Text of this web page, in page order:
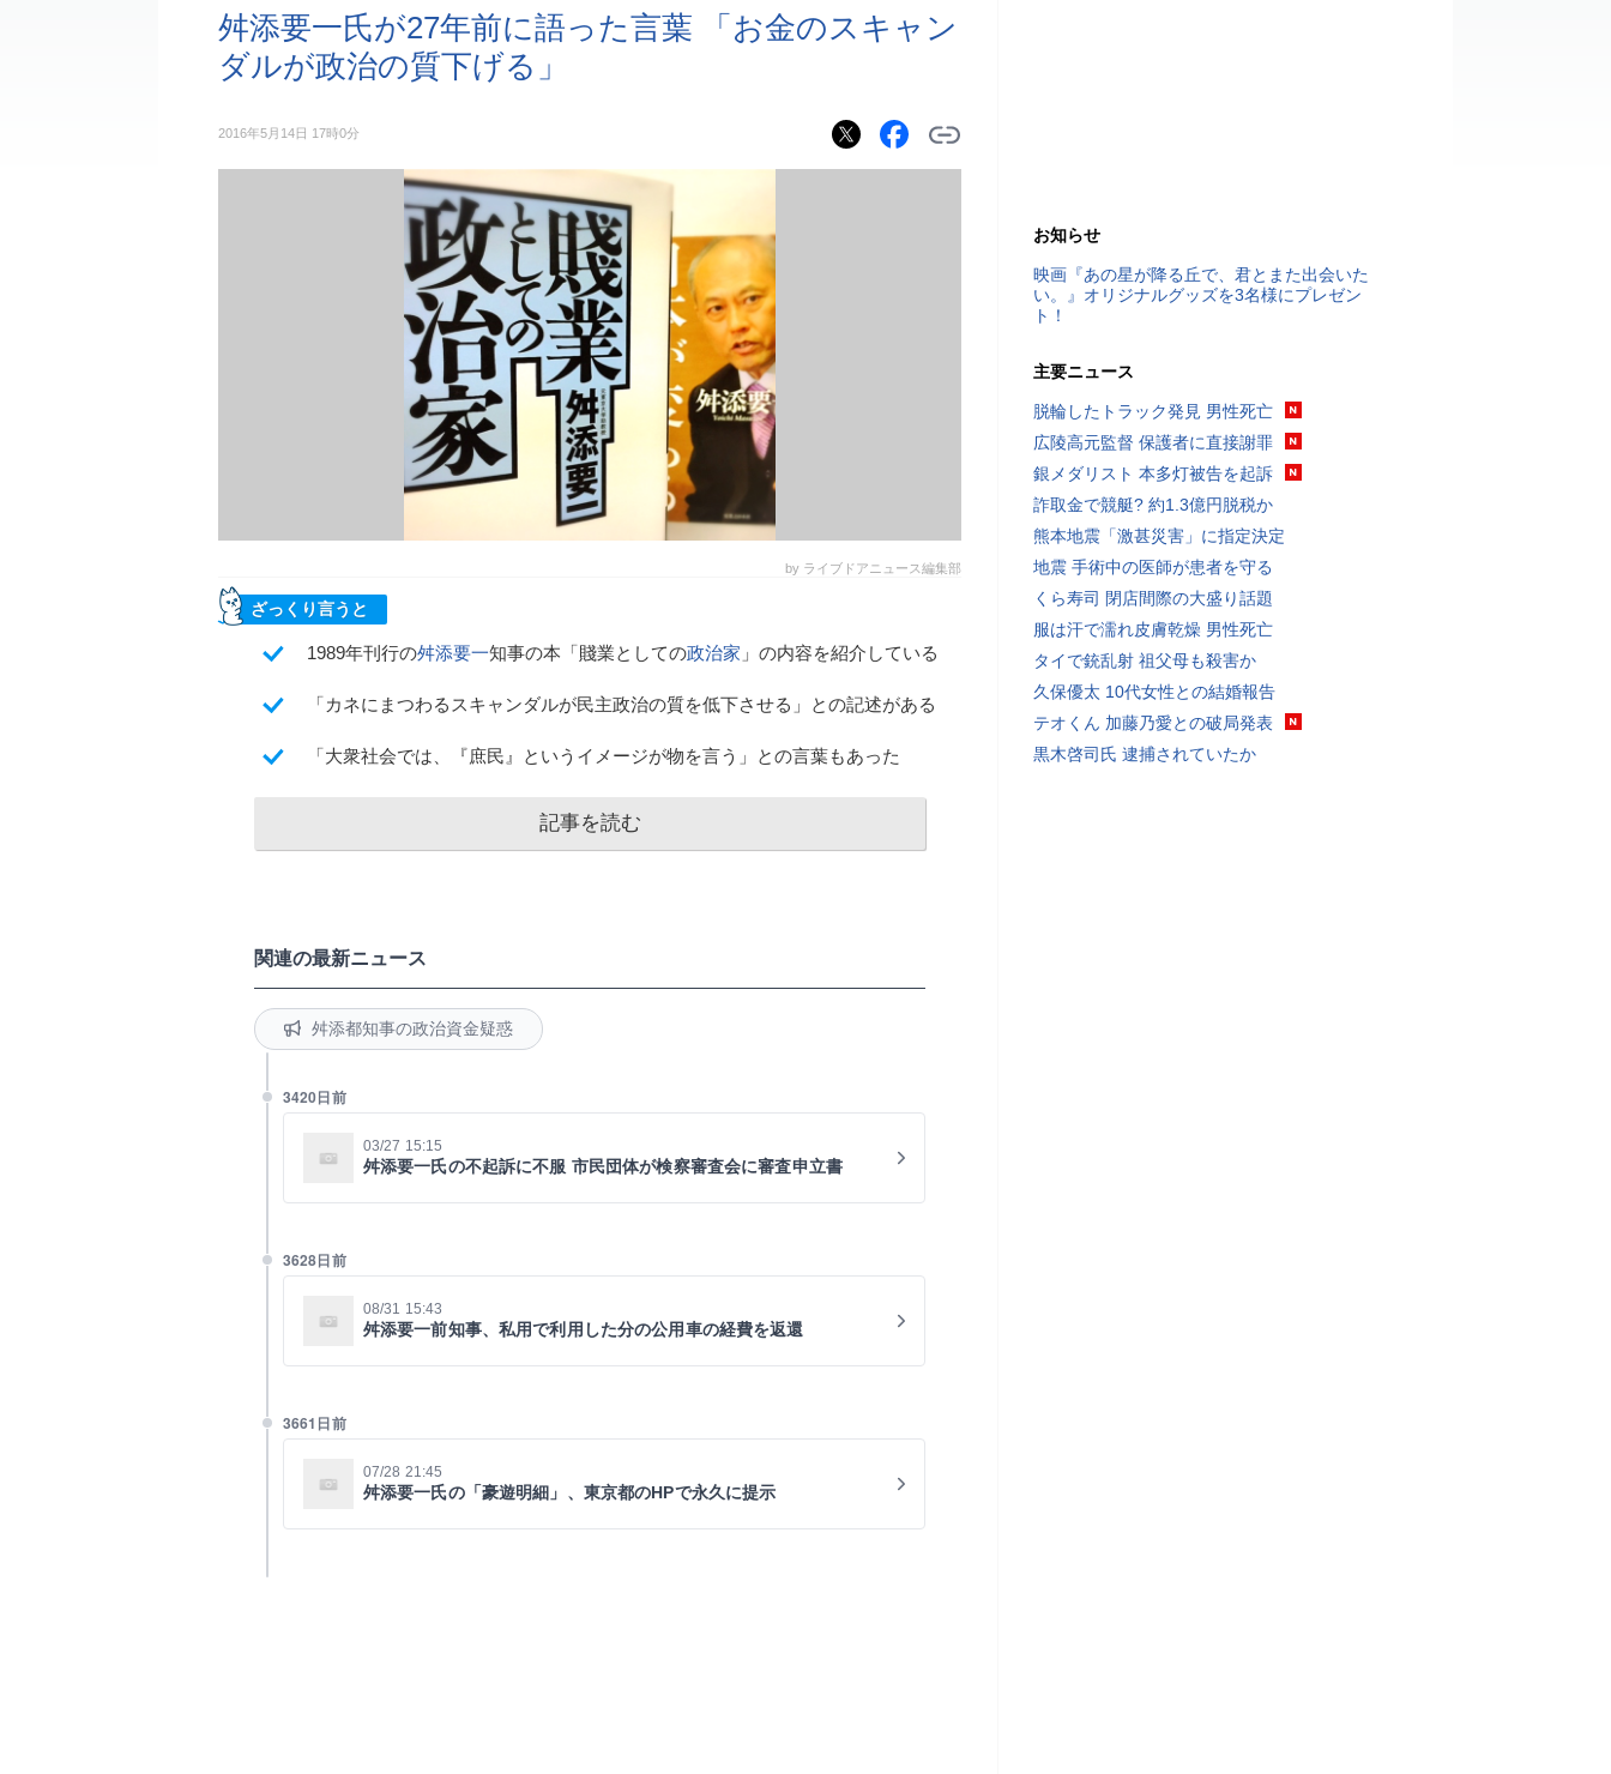
舛添要一氏が27年前に語った言葉 「お金のスキャン
ダルが政治の質下げる」
2016年5月14日 17時0分
by ライブドアニュース編集部
ざっくり言うと
1989年刊行の舛添要一知事の本「賤業としての政治家 」の内容を紹介している
「カネにまつわるスキャンダルが民主政治の質を低下させる」との記述がある
「大衆社会では、『庶民』というイメージが物を言う」との言葉もあった
記事を読む
関連の最新ニュース
舛添都知事の政治資金疑惑
3420日前
03/27 15:15
舛添要一氏の不起訴に不服 市民団体が検察審査会に審査申立書
3628日前
08/31 15:43
舛添要一前知事、私用で利用した分の公用車の経費を返還
3661日前
07/28 21:45
舛添要一氏の「豪遊明細」、東京都のHPで永久に提示
お知らせ
映画『あの星が降る丘で、君とまた出会いた
い。』オリジナルグッズを3名様にプレゼン
ト！
主要ニュース
脱輪したトラック発見 男性死亡
広陵高元監督 保護者に直接謝罪
銀メダリスト 本多灯被告を起訴
詐取金で競艇? 約1.3億円脱税か
熊本地震「激甚災害」に指定決定
地震 手術中の医師が患者を守る
くら寿司 閉店間際の大盛り話題
服は汗で濡れ皮膚乾燥 男性死亡
タイで銃乱射 祖父母も殺害か
久保優太 10代女性との結婚報告
テオくん 加藤乃愛との破局発表
黒木啓司氏 逮捕されていたか